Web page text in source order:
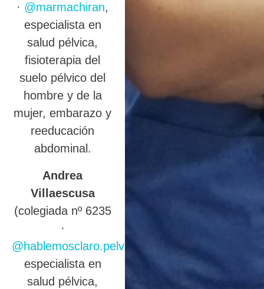
· @marmachiran,
especialista en
salud pélvica,
fisioterapia del
suelo pélvico del
hombre y de la
mujer, embarazo y
reeducación
abdominal.
Andrea
Villaescusa
(colegiada nº 6235
·
@hablemosclaro.pelvic
),
especialista en
salud pélvica,